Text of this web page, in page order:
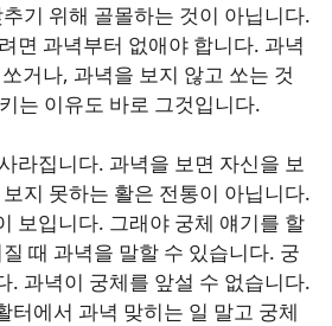
기 위해 골몰하는 것이 아닙니다.
면 과녁부터 없애야 합니다. 과녁
거나, 과녁을 보지 않고 쏘는 것
는 이유도 바로 그것입니다.
라집니다. 과녁을 보면 자신을 보
지 못하는 활은 전통이 아닙니다.
보입니다. 그래야 궁체 얘기를 할
때 과녁을 말할 수 있습니다. 궁
. 과녁이 궁체를 앞설 수 없습니다.
터에서 과녁 맞히는 일 말고 궁체